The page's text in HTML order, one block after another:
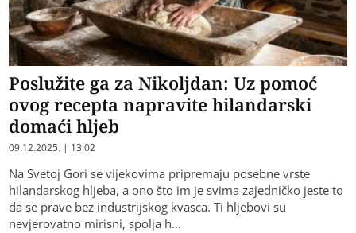
Poslužite ga za Nikoljdan: Uz pomoć
ovog recepta napravite hilandarski
domaći hljeb
09.12.2025. | 13:02
Na Svetoj Gori se vijekovima pripremaju posebne vrste
hilandarskog hljeba, a ono što im je svima zajedničko jeste to
da se prave bez industrijskog kvasca. Ti hljebovi su
nevjerovatno mirisni, spolja h…